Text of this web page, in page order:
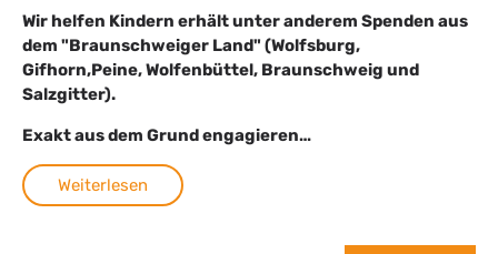
Wir helfen Kindern erhält unter anderem Spenden aus
dem "Braunschweiger Land" (Wolfsburg,
Gifhorn,Peine, Wolfenbüttel, Braunschweig und
Salzgitter).
Exakt aus dem Grund engagieren…
Weiterlesen